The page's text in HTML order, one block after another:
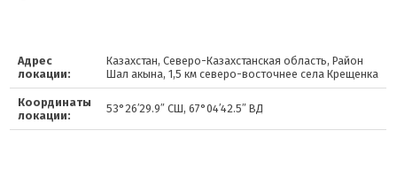
Адрес
локации:
Казахстан, Северо-Казахстанская область, Район
Шал акына, 1,5 км северо-восточнее села Крещенка
Координаты
локации:
53°26′29.9″ СШ, 67°04′42.5″ ВД